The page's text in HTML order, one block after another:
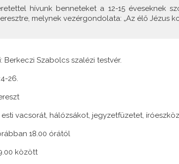
hívunk benneteket a 12-15 éveseknek
melynek vezérgondolata: „Az élő Jézus
Szabolcs szalézi testvér.
26.
vacsorát, hálózsákot, jegyzetfüzetet,
18.00 órától
között